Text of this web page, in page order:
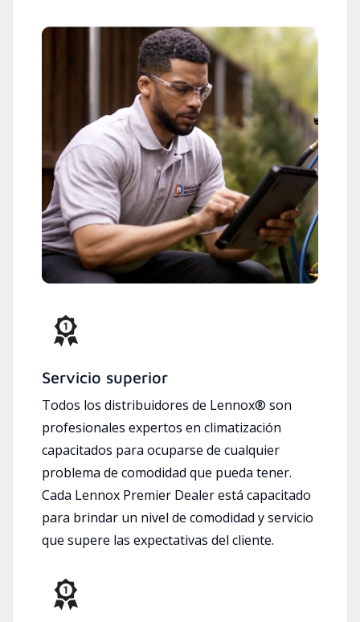
Servicio superior
Todos los distribuidores de Lennox® son
profesionales expertos en climatización
capacitados para ocuparse de cualquier
problema de comodidad que pueda tener.
Cada Lennox Premier Dealer está capacitado
para brindar un nivel de comodidad y servicio
que supere las expectativas del cliente.